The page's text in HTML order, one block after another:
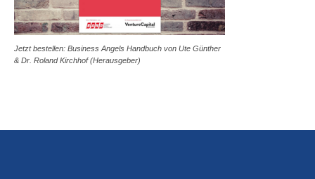
Jetzt bestellen: Business Angels Handbuch von Ute Günther
& Dr. Roland Kirchhof (Herausgeber)